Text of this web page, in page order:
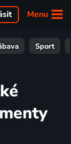
Menu
Sport